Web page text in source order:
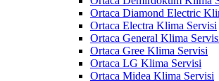
Ortaca Diamond Electric
Ortaca Electra Klima Servisi
Ortaca General Klima
Ortaca Gree Klima Servisi
Ortaca LG Klima Servisi
Ortaca Midea Klima Servisi